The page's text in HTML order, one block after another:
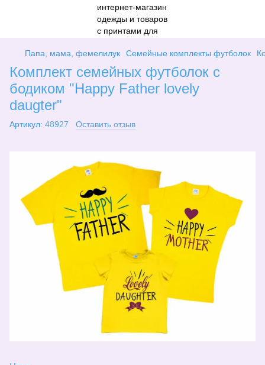
Папа, мама, фемелилук Семейные комплекты футболок
Комплект семейных футболок с
бодиком "Happy Father lovely
daugter"
Артикул: 48927 Оставить отзыв